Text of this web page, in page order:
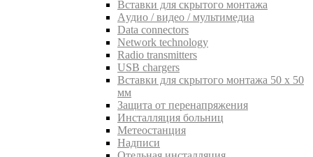
Вставки для скрытого монтажа
Aудио / видео / мультимедиа
Data connectors
Network technology
Radio transmitters
USB chargers
Вставки для скрытого монтажа 50 x 50
мм
Защита от перенапряжения
Инсталляция больниц
Метеостанция
Надписи